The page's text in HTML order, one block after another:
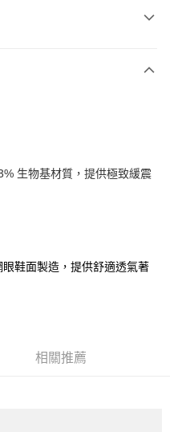
費
生物基材質，提供極致緩震
鞋面製造，提供舒適透氣著
相關推薦